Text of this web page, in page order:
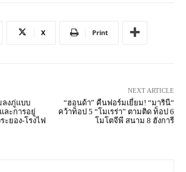
X Print
ลงภู่แบบ
ละการอยู่
ยอง-โรงไฟ
NEXT ARTICLE
“ฮอนด้า” คืนฟอร์มเยี่ยม! “มารินี“
คว้าท็อป 5 “โมเรร่า” ตามติด ท็อป 6
โมโตจีพี สนาม 8 ฮังการี